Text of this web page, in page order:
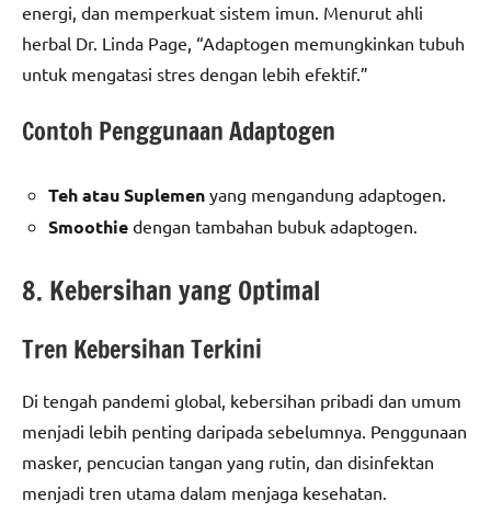
energi, dan memperkuat sistem imun. Menurut ahli
herbal Dr. Linda Page, “Adaptogen memungkinkan tubuh
untuk mengatasi stres dengan lebih efektif.”
Contoh Penggunaan Adaptogen
Teh atau Suplemen yang mengandung adaptogen.
Smoothie dengan tambahan bubuk adaptogen.
8. Kebersihan yang Optimal
Tren Kebersihan Terkini
Di tengah pandemi global, kebersihan pribadi dan umum
menjadi lebih penting daripada sebelumnya. Penggunaan
masker, pencucian tangan yang rutin, dan disinfektan
menjadi tren utama dalam menjaga kesehatan.